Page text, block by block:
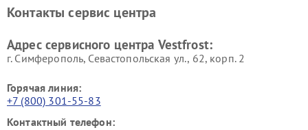
Vestfrost
Контакты сервис центра
Адрес сервисного центра Vestfrost:
г. Симферополь, Севастопольская ул., 62, корп. 2
Горячая линия:
+7 (800) 301-55-83
Контактный телефон: